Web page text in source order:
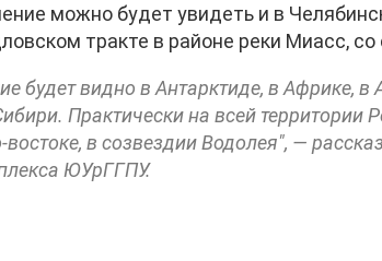
можно будет увидеть и в
тракте в районе реки Миасс,
будет видно в Антарктиде, в Африке, в
Практически на всей территории
в созвездии Водолея", —
ЮУрГГПУ.